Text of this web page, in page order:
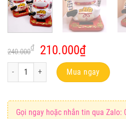
240.000₫
Giá
gốc
là:
240.000₫.
210.000₫Giá
hiện
tại
là:
Mèo Thần Tài Thuần Việt Khai Trương
Mua ngay
Gọi ngay hoặc nhắn tin qua Zalo: